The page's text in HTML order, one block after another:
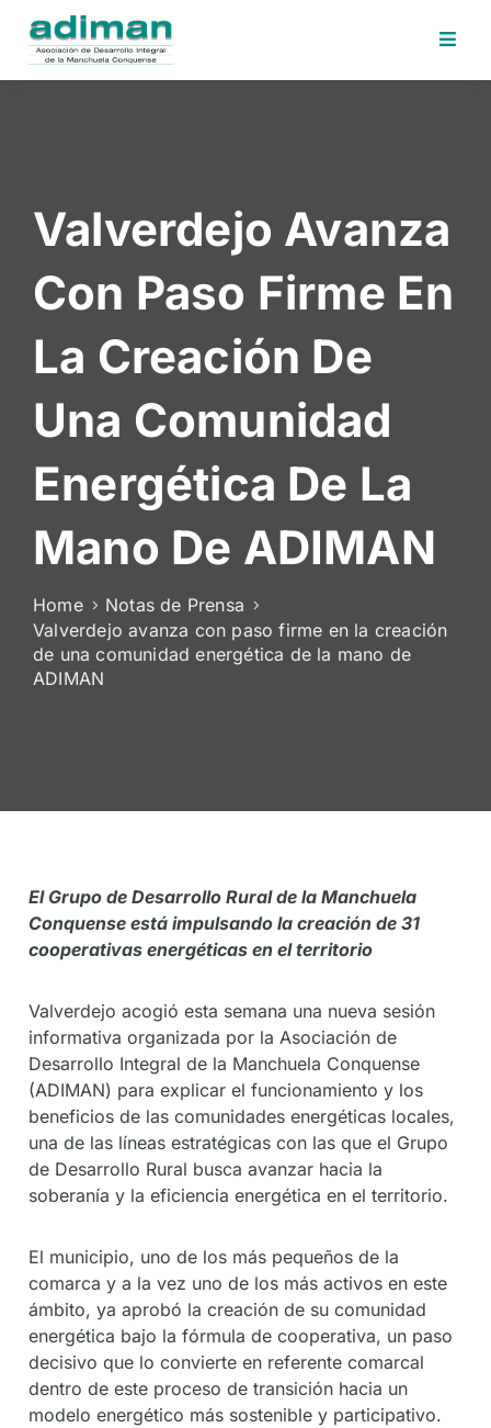
Desafios
Electrónica
Contratante
Noticias
Contacto
Area
Socios
Valverdejo Avanza
Con Paso Firme En
La Creación De
Una Comunidad
Energética De La
Mano De ADIMAN
Home
Notas de Prensa
Valverdejo avanza con paso firme en la creación
de una comunidad energética de la mano de
ADIMAN
El Grupo de Desarrollo Rural de la Manchuela
Conquense está impulsando la creación de 31
cooperativas energéticas en el territorio
Valverdejo acogió esta semana una nueva sesión
informativa organizada por la Asociación de
Desarrollo Integral de la Manchuela Conquense
(ADIMAN) para explicar el funcionamiento y los
beneficios de las comunidades energéticas locales,
una de las líneas estratégicas con las que el Grupo
de Desarrollo Rural busca avanzar hacia la
soberanía y la eficiencia energética en el territorio.
El municipio, uno de los más pequeños de la
comarca y a la vez uno de los más activos en este
ámbito, ya aprobó la creación de su comunidad
energética bajo la fórmula de cooperativa, un paso
decisivo que lo convierte en referente comarcal
dentro de este proceso de transición hacia un
modelo energético más sostenible y participativo.